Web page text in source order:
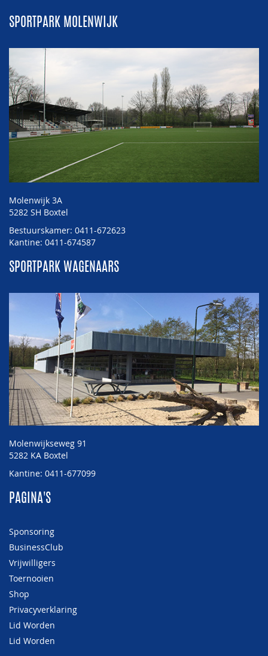
SPORTPARK MOLENWIJK
Molenwijk 3A
5282 SH Boxtel
Bestuurskamer: 0411-672623
Kantine: 0411-674587
SPORTPARK WAGENAARS
Molenwijkseweg 91
5282 KA Boxtel
Kantine: 0411-677099
PAGINA'S
Sponsoring
BusinessClub
Vrijwilligers
Toernooien
Shop
Privacyverklaring
Lid Worden
Lid Worden